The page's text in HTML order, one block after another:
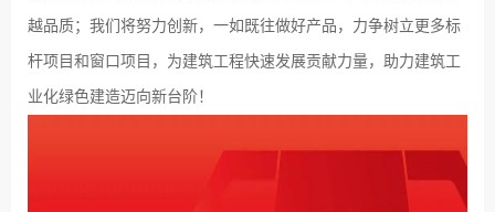
越品质；我们将努力创新，一如既往做好产品，力争树立更多标
杆项目和窗口项目，为建筑工程快速发展贡献力量，助力建筑工
业化绿色建造迈向新台阶！